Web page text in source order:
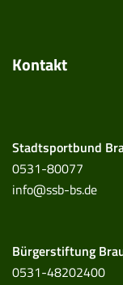
Kontakt
Stadtsportbund
0531-80077
info@ssb-bs.de
Bürgerstiftung
0531-48202400